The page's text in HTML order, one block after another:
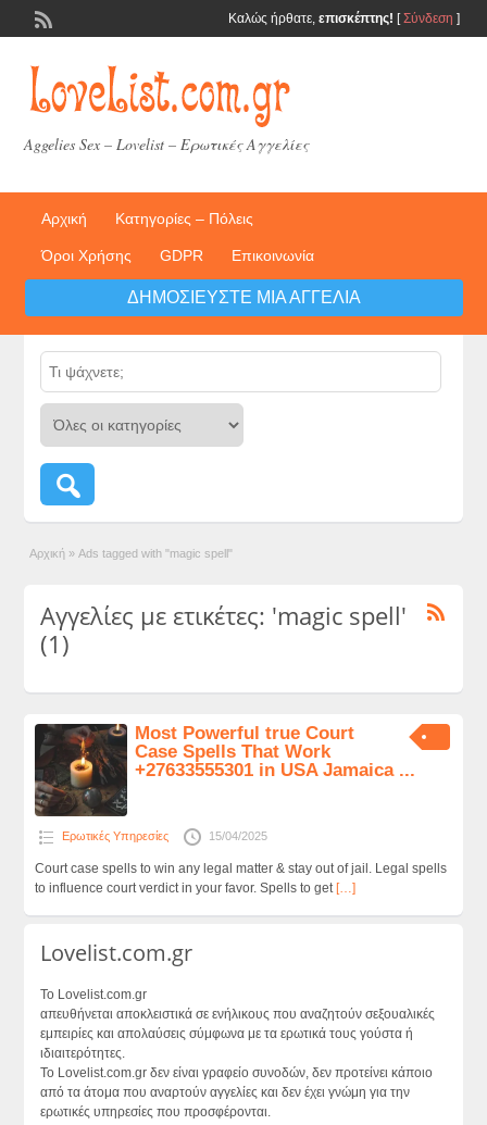
Καλώς ήρθατε, επισκέπτης! [Σύνδεση ]
Aggelies Sex – Lovelist – Ερωτικές Αγγελίες
Αρχική Κατηγορίες – Πόλεις
Όροι Χρήσης GDPR Επικοινωνία
ΔΗΜΟΣΙΕΎΣΤΕ ΜΙΑ ΑΓΓΕΛΊΑ
Αρχική » Ads tagged with "magic spell"
Αγγελίες με ετικέτες: 'magic spell'
(1)
Most Powerful true Court
Case Spells That Work
+27633555301 in USA Jamaica ...
Ερωτικές Υπηρεσίες 15/04/2025
Court case spells to win any legal matter & stay out of jail. Legal spells
to influence court verdict in your favor. Spells to get […]
Lovelist.com.gr
Το Lovelist.com.gr
απευθήνεται αποκλειστικά σε ενήλικους που αναζητούν σεξουαλικές
εμπειρίες και απολαύσεις σύμφωνα με τα ερωτικά τους γούστα ή
ιδιαιτερότητες.
Το Lovelist.com.gr δεν είναι γραφείο συνοδών, δεν προτείνει κάποιο
από τα άτομα που αναρτούν αγγελίες και δεν έχει γνώμη για την
ερωτικές υπηρεσίες που προσφέρονται.